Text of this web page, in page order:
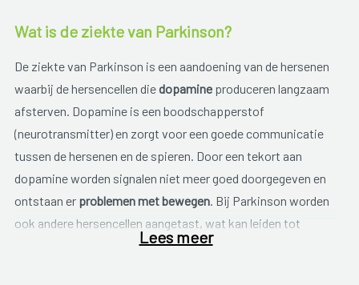
Wat is de ziekte van Parkinson?
De ziekte van Parkinson is een aandoening van de hersenen
waarbij de hersencellen diedopamineproduceren langzaam
afsterven. Dopamine is een boodschapperstof
(neurotransmitter) en zorgt voor een goede communicatie
tussen de hersenen en de spieren. Door een tekort aan
dopamine worden signalen niet meer goed doorgegeven en
ontstaan er problemen met bewegen. Bij Parkinson worden
ook andere hersencellen aangetast, wat kan leiden tot
concentratie, geheugen- en stemmingsstoornissen.
Lees meer